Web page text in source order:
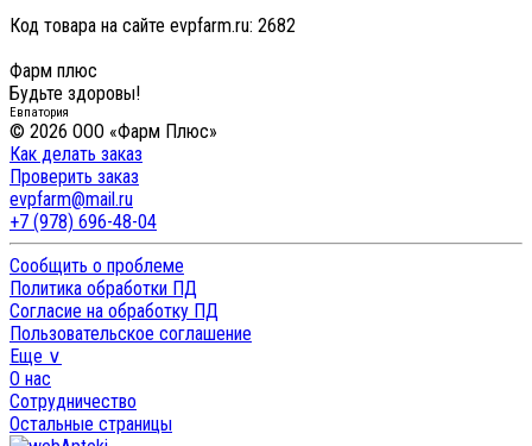
Код товара на сайте evpfarm.ru: 2682
Фарм плюс
Будьте здоровы!
Евпатория
© 2026 ООО «Фарм Плюс»
Как делать заказ
Проверить заказ
evpfarm@mail.ru
+7 (978) 696-48-04
Сообщить о проблеме
Политика обработки ПД
Согласие на обработку ПД
Пользовательское соглашение
Еще ∨
О нас
Сотрудничество
Остальные страницы